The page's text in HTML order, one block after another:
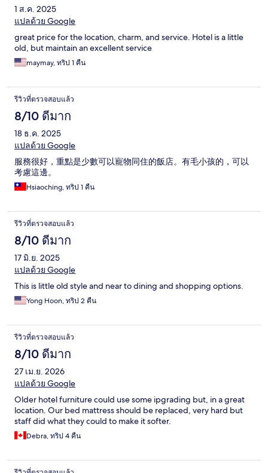
1 ส.ค. 2025
แปลด้วย Google
great price for the location, charm, and service. Hotel is a little
old, but maintain an excellent service
maymay, ทริป 1 คืน
รีวิวที่ตรวจสอบแล้ว
8/10 ดีมาก
18 ธ.ค. 2025
แปลด้วย Google
服務很好，重點是少數可以寵物同住的飯店。有毛小孩的，可以
考慮這邊。
Hsiaoching, ทริป 1 คืน
รีวิวที่ตรวจสอบแล้ว
8/10 ดีมาก
17 มิ.ย. 2025
แปลด้วย Google
This is little old style and near to dining and shopping options.
Yong Hoon, ทริป 2 คืน
รีวิวที่ตรวจสอบแล้ว
8/10 ดีมาก
27 เม.ย. 2026
แปลด้วย Google
Older hotel furniture could use some ipgrading but, in a great
location. Our bed mattress should be replaced, very hard but
staff did what they could to make it softer.
Debra, ทริป 4 คืน